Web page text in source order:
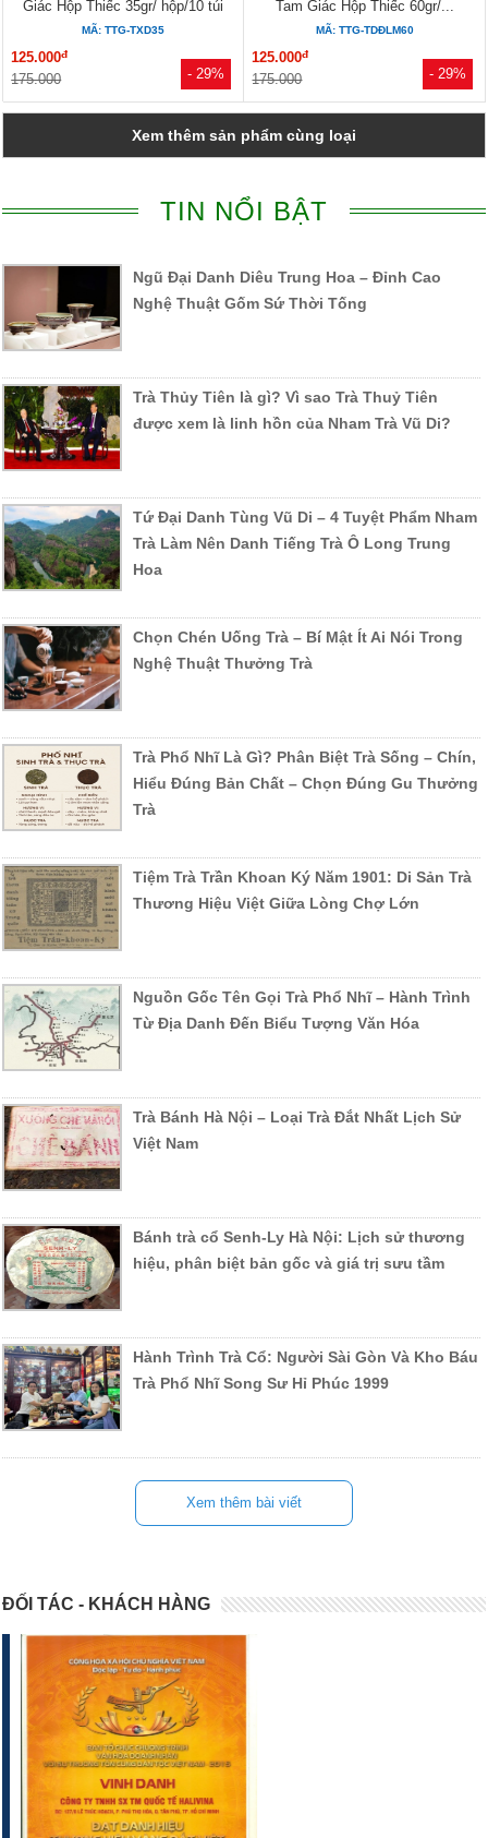
- 29%
Giác Hộp Thiếc 35gr/ hộp/10 túi
MÃ: TTG-TXD35
125.000đ
175.000 - 29%
Tam Giác Hộp Thiếc 60gr/...
MÃ: TTG-TDĐLM60
125.000đ
175.000
Xem thêm sản phẩm cùng loại
TIN NỔI BẬT
Ngũ Đại Danh Diêu Trung Hoa – Đỉnh Cao
Nghệ Thuật Gốm Sứ Thời Tống
Trà Thủy Tiên là gì? Vì sao Trà Thuỷ Tiên
được xem là linh hồn của Nham Trà Vũ Di?
Tứ Đại Danh Tùng Vũ Di – 4 Tuyệt Phẩm Nham
Trà Làm Nên Danh Tiếng Trà Ô Long Trung
Hoa
Chọn Chén Uống Trà – Bí Mật Ít Ai Nói Trong
Nghệ Thuật Thưởng Trà
Trà Phổ Nhĩ Là Gì? Phân Biệt Trà Sống – Chín,
Hiểu Đúng Bản Chất – Chọn Đúng Gu Thưởng
Trà
Tiệm Trà Trần Khoan Ký Năm 1901: Di Sản Trà
Thương Hiệu Việt Giữa Lòng Chợ Lớn
Nguồn Gốc Tên Gọi Trà Phổ Nhĩ – Hành Trình
Từ Địa Danh Đến Biểu Tượng Văn Hóa
Trà Bánh Hà Nội – Loại Trà Đắt Nhất Lịch Sử
Việt Nam
Bánh trà cổ Senh-Ly Hà Nội: Lịch sử thương
hiệu, phân biệt bản gốc và giá trị sưu tầm
Hành Trình Trà Cổ: Người Sài Gòn Và Kho Báu
Trà Phổ Nhĩ Song Sư Hỉ Phúc 1999
Xem thêm bài viết
ĐỐI TÁC - KHÁCH HÀNG